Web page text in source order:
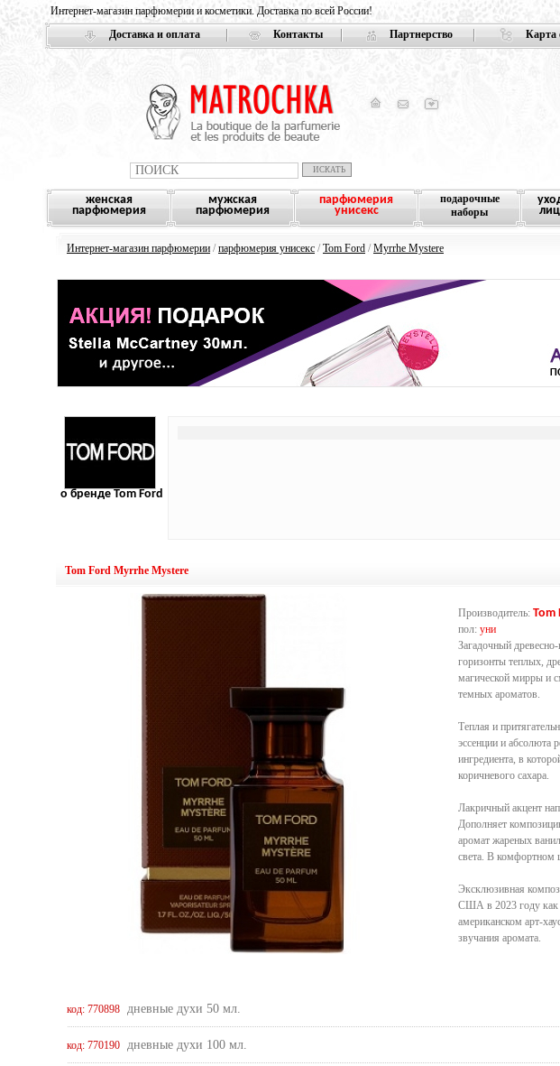
Интернет-магазин парфюмерии и косметики. Доставка по всей России!
Доставка и оплата
Контакты Партнерство Карта
женская
парфюмерия
мужская
парфюмерия
парфюмерия
унисекс
подарочные
наборы
Интернет-магазин парфюмерии /парфюмерия унисекс /Tom Ford /Myrrhe Mystere
о бренде Tom Ford
Tom Ford Myrrhe Mystere
Производитель: Tom
пол: уни
Загадочный
горизонты теплых,
магической мирры и
темных ароматов.
Теплая и
эссенции и абсолюта
ингредиента, в
коричневого сахара.
Лакричный акцент
Дополняет
аромат жареных
света. В комфортном
Эксклюзивная
США в 2023 году как
американском арт-
звучания аромата.
код: 770898 дневные духи 50 мл.
код: 770190 дневные духи 100 мл.